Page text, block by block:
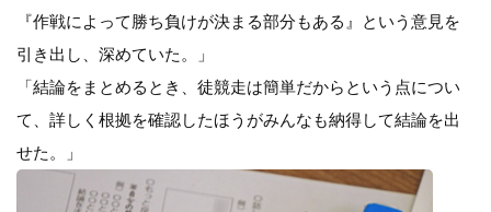
『作戦によって勝ち負けが決まる部分もある』という意見を
引き出し、深めていた。」
「結論をまとめるとき、徒競走は簡単だからという点につい
て、詳しく根拠を確認したほうがみんなも納得して結論を出
せた。」